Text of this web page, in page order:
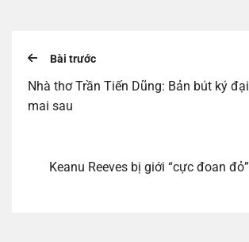
Bài trước
Nhà thơ Trần Tiến Dũng: Bản bút ký
mai sau
Keanu Reeves bị giới “cực đoan